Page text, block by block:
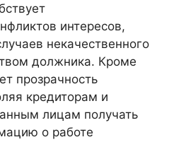
интересов,
некачественного
должника. Кроме
прозрачность
кредиторам и
лицам получать
о работе